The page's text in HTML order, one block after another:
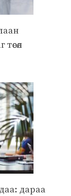
дараа